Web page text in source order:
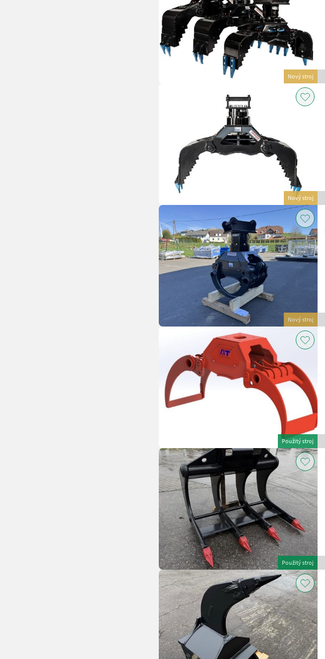
Nový stroj
Nový stroj
Nový stroj
Použitý stroj
Použitý stroj